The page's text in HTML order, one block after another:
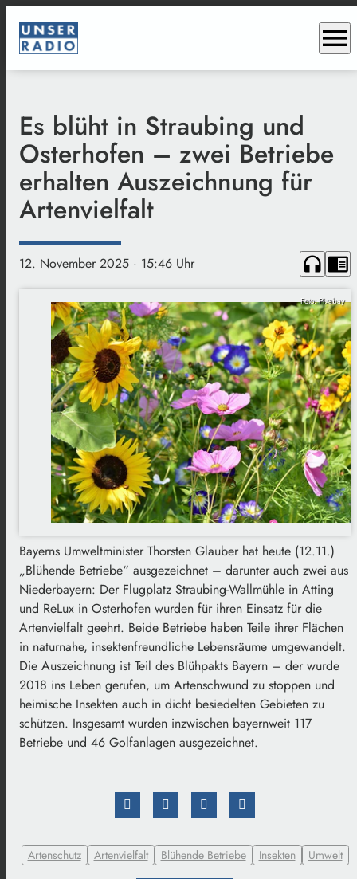
menu
Es blüht in Straubing und
Osterhofen – zwei Betriebe
erhalten Auszeichnung für
Artenvielfalt
12. November 2025 · 15:46 Uhr headphones chrome_reader_mode
Foto: Pixabay
Bayerns Umweltminister Thorsten Glauber hat heute (12.11.)
„Blühende Betriebe“ ausgezeichnet – darunter auch zwei aus
Niederbayern: Der Flugplatz Straubing-Wallmühle in Atting
und ReLux in Osterhofen wurden für ihren Einsatz für die
Artenvielfalt geehrt. Beide Betriebe haben Teile ihrer Flächen
in naturnahe, insektenfreundliche Lebensräume umgewandelt.
Die Auszeichnung ist Teil des Blühpakts Bayern – der wurde
2018 ins Leben gerufen, um Artenschwund zu stoppen und
heimische Insekten auch in dicht besiedelten Gebieten zu
schützen. Insgesamt wurden inzwischen bayernweit 117
Betriebe und 46 Golfanlagen ausgezeichnet.
Artenschutz Artenvielfalt Blühende Betriebe Insekten Umwelt